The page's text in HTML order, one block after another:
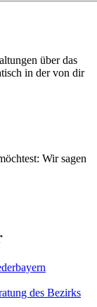
über das
in der von dir
Wir sagen
des Bezirks